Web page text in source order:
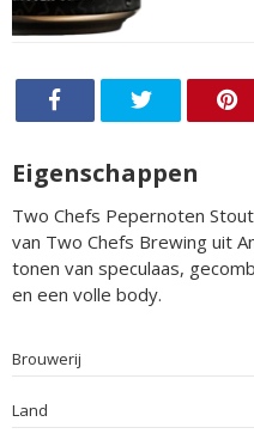
Eigenschappen
Two Chefs Pepernoten
van Two Chefs Brewing uit
tonen van speculaas,
en een volle body.
Brouwerij
Land